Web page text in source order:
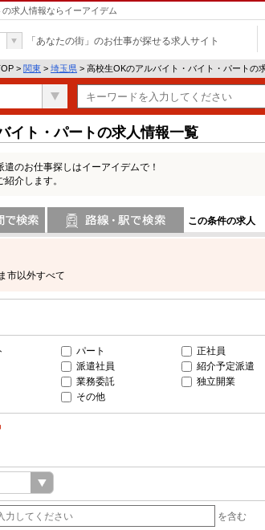
求人情報ならイーアイデム
「あなたの街」のお仕事が探せる求人サイト
> 関東 > 埼玉県 > 高校生OKのアルバイト・バイト・パートの
イト・パートの求人情報一覧
のお仕事探しはイーアイデムで！
介します。
この条件の求人
市以外すべて
パート
正社員
派遣社員
紹介予定派遣
業務委託
独立開業
その他
を含む